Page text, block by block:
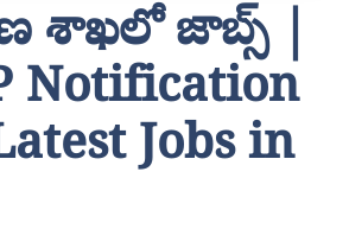
శాఖలో జాబ్స్ |
Notification
Jobs in